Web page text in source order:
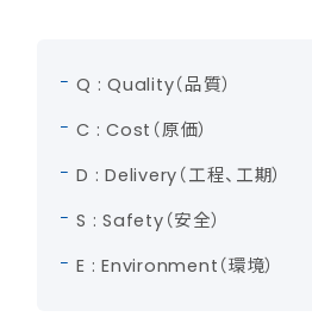
Q : Quality（品質）
C : Cost（原価）
D : Delivery（工程、工期）
S : Safety（安全）
E : Environment（環境）